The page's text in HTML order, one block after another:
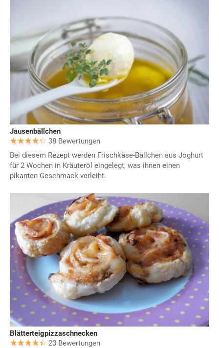
Jausenbällchen
38 Bewertungen
Bei diesem Rezept werden Frischkäse-Bällchen aus Joghurt
für 2 Wochen in Kräuteröl eingelegt, was ihnen einen
pikanten Geschmack verleiht.
Blätterteigpizzaschnecken
23 Bewertungen